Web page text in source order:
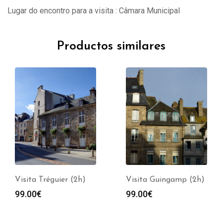
Lugar do encontro para a visita : Câmara Municipal
Productos similares
Visita Tréguier (2h)
99.00€
Visita Guingamp (2h)
99.00€